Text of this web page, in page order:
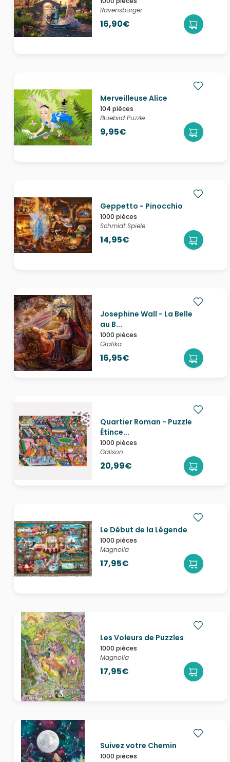
Ravensburger
16,90€
Merveilleuse Alice
104 pièces
Bluebird Puzzle
9,95€
Geppetto - Pinocchio
1000 pièces
Schmidt Spiele
14,95€
Josephine Wall - La Belle
au B...
1000 pièces
Grafika
16,95€
Quartier Roman - Puzzle
Étince...
1000 pièces
Galison
20,99€
Le Début de la Légende
1000 pièces
Magnolia
17,95€
Les Voleurs de Puzzles
1000 pièces
Magnolia
17,95€
Suivez votre Chemin
1000 pièces